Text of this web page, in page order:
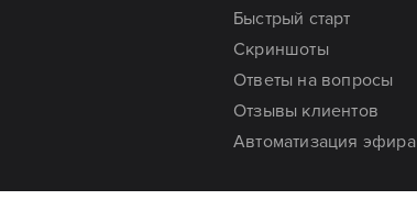
Быстрый старт
Скриншоты
Ответы на вопросы
Отзывы клиентов
Автоматизация эфира